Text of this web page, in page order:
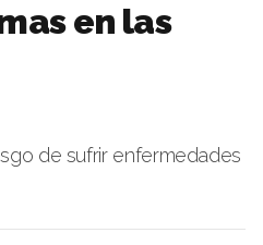
en las
de sufrir enfermedades